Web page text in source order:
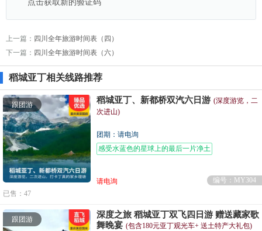
上一篇： 四川全年旅游时间表（四）
下一篇： 四川全年旅游时间表（六）
稻城亚丁相关线路推荐
跟团游 稻城亚丁、新都桥双汽六日游 (深度游览，二
次进山)
团期：请电询
感受水蓝色的星球上的最后一片净土
请电询
编号：MY304
已售：47
跟团游
深度之旅 稻城亚丁双飞四日游 赠送藏家歌
舞晚宴 (包含180元亚丁观光车+ 送土特产大礼包)